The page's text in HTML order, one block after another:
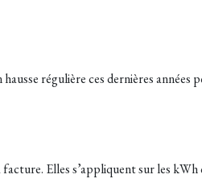
régulière ces dernières années
Elles s’appliquent sur les kWh